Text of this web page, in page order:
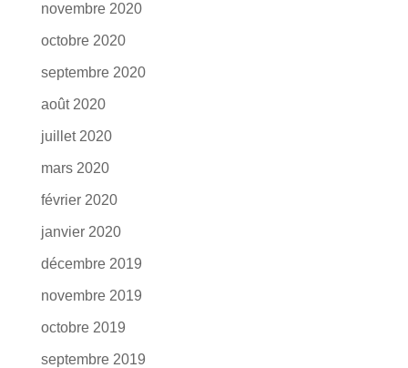
novembre 2020
octobre 2020
septembre 2020
août 2020
juillet 2020
mars 2020
février 2020
janvier 2020
décembre 2019
novembre 2019
octobre 2019
septembre 2019